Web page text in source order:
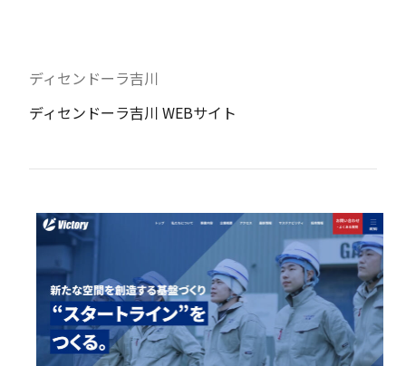
ディセンドーラ吉川
ディセンドーラ吉川 WEBサイト